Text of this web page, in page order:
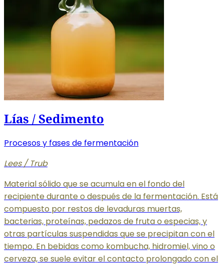
Lías / Sedimento
Procesos y fases de fermentación
Lees / Trub
Material sólido que se acumula en el fondo del
recipiente durante o después de la fermentación. Está
compuesto por restos de levaduras muertas,
bacterias, proteínas, pedazos de fruta o especias, y
otras partículas suspendidas que se precipitan con el
tiempo. En bebidas como kombucha, hidromiel, vino o
cerveza, se suele evitar el contacto prolongado con el